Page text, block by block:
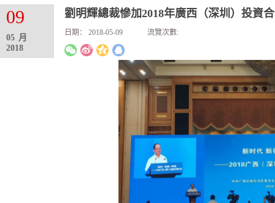
2018
05 月
09 劉明輝總裁慘加2018年廣西（深圳）投資
日期： 2018-05-09 流覽次數: